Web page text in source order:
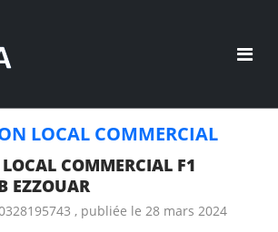
LOCAL COMMERCIAL
COMMERCIAL F1
EZZOUAR
, publiée le 28 mars 2024